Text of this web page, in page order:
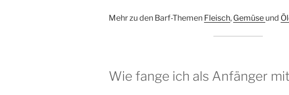
Mehr zu den Barf-Themen Fleisch, Gemüse und
Wie fange ich als Anfänger